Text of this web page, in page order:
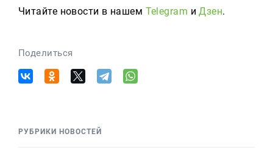
Читайте новости в нашем Telegram иДзен.
Поделиться
РУБРИКИ НОВОСТЕЙ